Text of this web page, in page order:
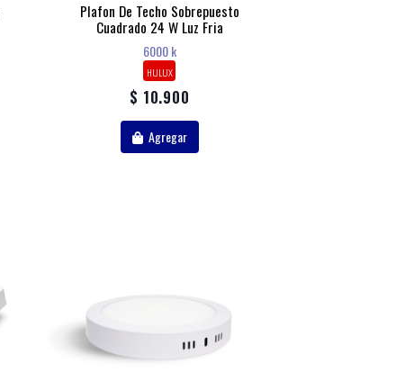
Plafon De Techo Sobrepuesto
Cuadrado 24 W Luz Fria
6000 k
HULUX
$ 10.900
Agregar